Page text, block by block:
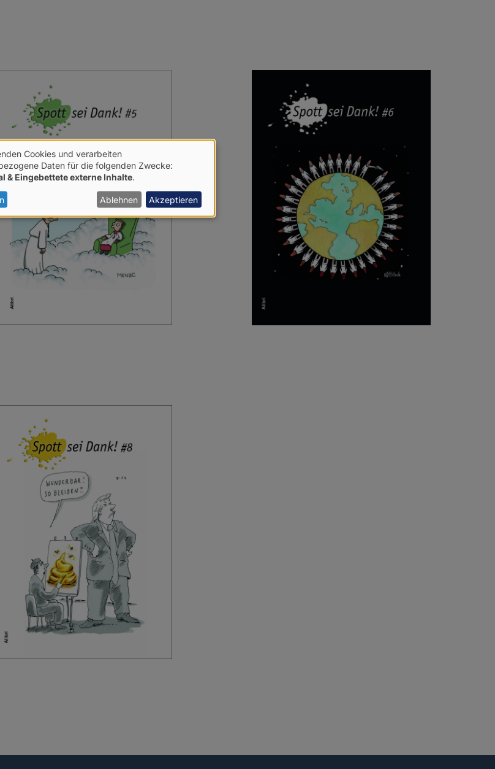
Cookies und verarbeiten
Daten für die folgenden Zwecke:
& Eingebettete externe Inhalte.
Ablehnen Akzeptieren